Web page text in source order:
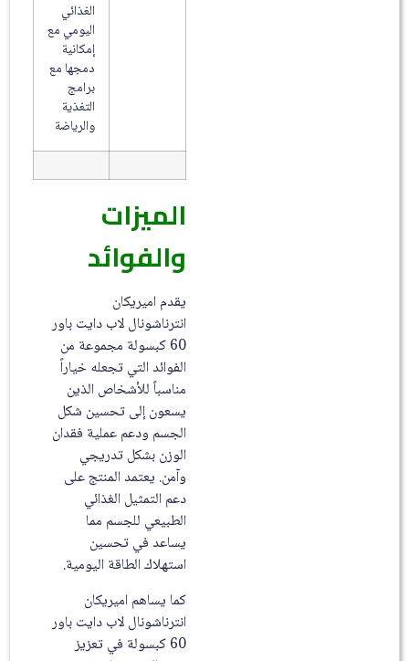
الغذائي
اليومي مع
إمكانية
دمجها مع
برامج
التغذية
والرياضة
الميزات
والفوائد
يقدم اميريكان
انترناشونال لاب دايت باور
60 كبسولة مجموعة من
الفوائد التي تجعله خياراً
مناسباً للأشخاص الذين
يسعون إلى تحسين شكل
الجسم ودعم عملية فقدان
الوزن بشكل تدريجي
وآمن. يعتمد المنتج على
دعم التمثيل الغذائي
الطبيعي للجسم مما
يساعد في تحسين
استهلاك الطاقة اليومية.
كما يساهم اميريكان
انترناشونال لاب دايت باور
60 كبسولة في تعزيز